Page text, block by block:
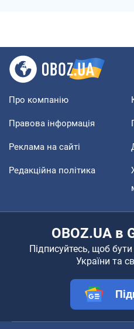
Про компанію
Правова інформація
Реклама на сайті
Редакційна політика
OBOZ.UA в
Підписуйтесь, щоб бути
України та